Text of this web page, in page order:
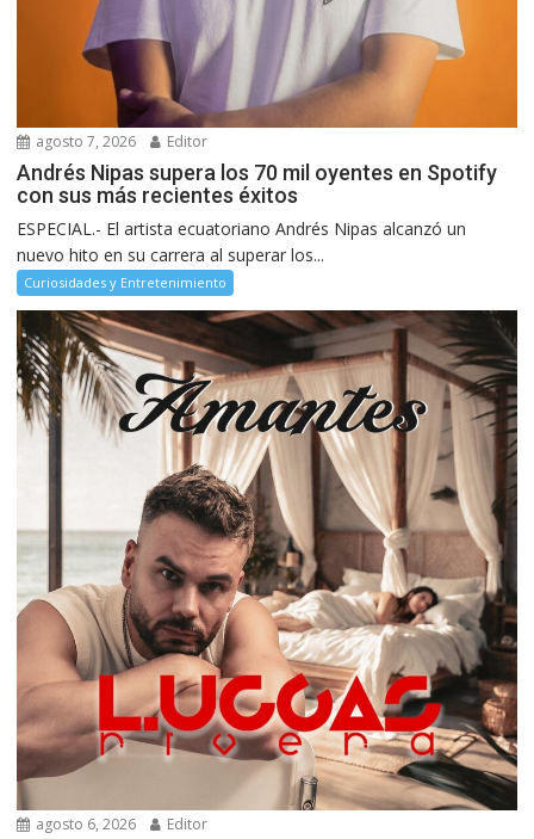
agosto 7, 2026 Editor
Andrés Nipas supera los 70 mil oyentes en Spotify
con sus más recientes éxitos
ESPECIAL.- El artista ecuatoriano Andrés Nipas alcanzó un
nuevo hito en su carrera al superar los...
Curiosidades y Entretenimiento
agosto 6, 2026 Editor